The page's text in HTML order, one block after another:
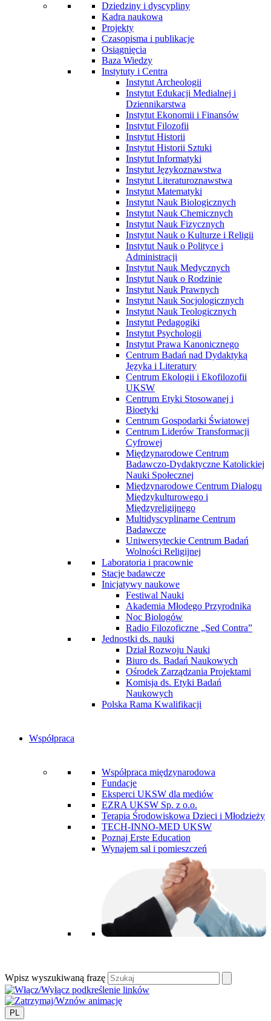
Dziedziny i dyscypliny
Kadra naukowa
Projekty
Czasopisma i publikacje
Osiągnięcia
Baza Wiedzy
Instytuty i Centra
Instytut Archeologii
Instytut Edukacji Medialnej i
Dziennikarstwa
Instytut Ekonomii i Finansów
Instytut Filozofii
Instytut Historii
Instytut Historii Sztuki
Instytut Informatyki
Instytut Językoznawstwa
Instytut Literaturoznawstwa
Instytut Matematyki
Instytut Nauk Biologicznych
Instytut Nauk Chemicznych
Instytut Nauk Fizycznych
Instytut Nauk o Kulturze i Religii
Instytut Nauk o Polityce i
Administracji
Instytut Nauk Medycznych
Instytut Nauk o Rodzinie
Instytut Nauk Prawnych
Instytut Nauk Socjologicznych
Instytut Nauk Teologicznych
Instytut Pedagogiki
Instytut Psychologii
Instytut Prawa Kanonicznego
Centrum Badań nad Dydaktyką
Języka i Literatury
Centrum Ekologii i Ekofilozofii
UKSW
Centrum Etyki Stosowanej i
Bioetyki
Centrum Gospodarki Światowej
Centrum Liderów Transformacji
Cyfrowej
Międzynarodowe Centrum
Badawczo-Dydaktyczne Katolickiej
Nauki Społecznej
Międzynarodowe Centrum Dialogu
Międzykulturowego i
Międzyreligijnego
Multidyscyplinarne Centrum
Badawcze
Uniwersyteckie Centrum Badań
Wolności Religijnej
Laboratoria i pracownie
Stacje badawcze
Inicjatywy naukowe
Festiwal Nauki
Akademia Młodego Przyrodnika
Noc Biologów
Radio Filozoficzne „Sed Contra”
Jednostki ds. nauki
Dział Rozwoju Nauki
Biuro ds. Badań Naukowych
Ośrodek Zarządzania Projektami
Komisja ds. Etyki Badań
Naukowych
Polska Rama Kwalifikacji
Współpraca
Współpraca międzynarodowa
Fundacje
Eksperci UKSW dla mediów
EZRA UKSW Sp. z o.o.
Terapia Środowiskowa Dzieci i Młodzieży
TECH-INNO-MED UKSW
Poznaj Erste Education
Wynajem sal i pomieszczeń
Wpisz wyszukiwaną frazę
PL